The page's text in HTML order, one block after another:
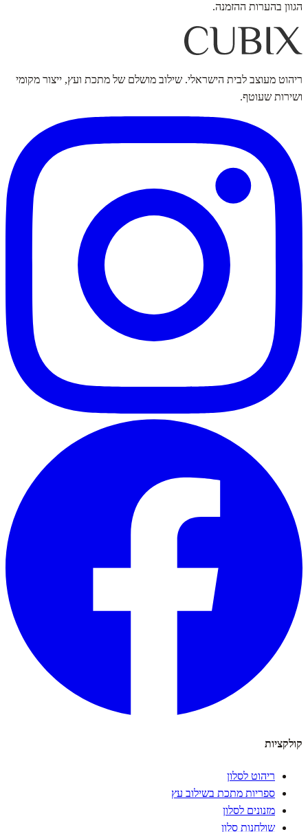
הגוון בהערות ההזמנה.
ריהוט מעוצב לבית הישראלי. שילוב מושלם של מתכת ועץ, ייצור מקומי
ושירות שעוטף.
קולקציות
ריהוט לסלון
ספריות מתכת בשילוב עץ
מזנונים לסלון
שולחנות סלון